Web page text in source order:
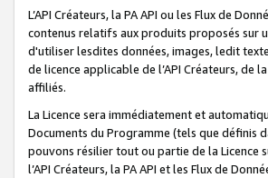
L’API Créateurs, la PA API ou les Flux de
contenus relatifs aux produits proposés sur
d'utiliser lesdites données, images, ledit
de licence applicable de l’API Créateurs, de
affiliés.
La Licence sera immédiatement et
Documents du Programme (tels que définis
pouvons résilier tout ou partie de la Licence
l’API Créateurs, la PA API et les Flux de